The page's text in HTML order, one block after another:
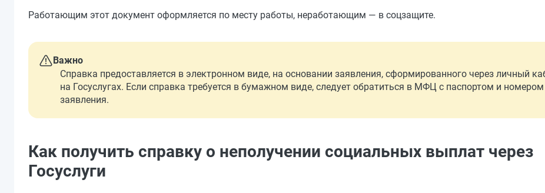
Работающим этот документ оформляется по месту работы, неработающим — в соцзащите.
Важно
Справка предоставляется в электронном виде, на основании заявления, сформированного через личный
на Госуслугах. Если справка требуется в бумажном виде, следует обратиться в МФЦ с паспортом и номером
заявления.
Как получить справку о неполучении социальных выплат через
Госуслуги